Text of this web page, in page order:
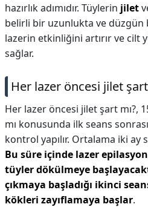
hazırlık adımıdır. Tüylerin jilet
belirli bir uzunlukta ve düzgün
lazerin etkinliğini artırır ve cilt
sağlar.
Her lazer öncesi jilet şart
Her lazer öncesi jilet şart mı?,
mı konusunda ilk seans
kontrol yapılır. Ortalama iki ay
Bu süre içinde lazer
tüyler dökülmeye
çıkmaya başladığı ikinci
kökleri zayıflamaya başlar.